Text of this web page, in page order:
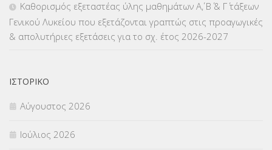
ΜΕΤΑΦΟΡΑ ΜΑΘΗΤΩΝ(3)
ΟΙΚΟΝΟΜΙΚΑ ΘΕΜΑΤΑ
Π.Ε.Κ. ΗΡΑΚΛΕΙΟΥ
ΠΑΝΕΛΛΑΔΙΚΕΣ ΕΞΕΤΑΣΕΙΣ
Καθορισμός εξεταστέας ύλης μαθημάτων Α΄, Β΄ & Γ΄ τάξεων
Γενικού Λυκείου που εξετάζονται γραπτώς στις προαγωγικές
& απολυτήριες εξετάσεις για το σχ. έτος 2026-2027
ΙΣΤΟΡΙΚΌ
Αύγουστος 2026
Ιούλιος 2026